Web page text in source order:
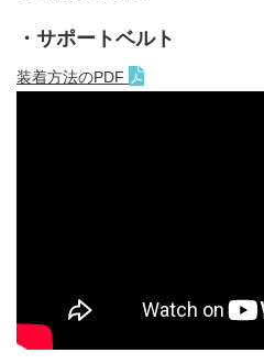
・サポートベルト
装着方法のPDF